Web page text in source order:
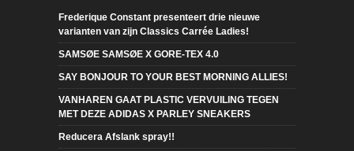
Frederique Constant presenteert drie nieuwe
varianten van zijn Classics Carrée Ladies!
SAMSØE SAMSØE X GORE-TEX 4.0
SAY BONJOUR TO YOUR BEST MORNING ALLIES!
VANHAREN GAAT PLASTIC VERVUILING TEGEN
MET DEZE ADIDAS X PARLEY SNEAKERS
Reducera Afslank spray!!